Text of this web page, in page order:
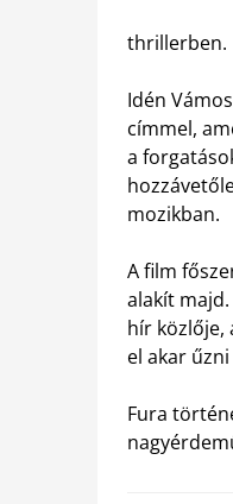
thrillerben.
Idén
címmel,
a
mozikban.
A film
alakít
hír közlője,
el akar
Fura